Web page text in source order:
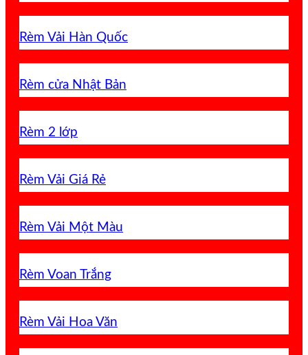
Rèm Vải Hàn Quốc
Rèm cửa Nhật Bản
Rèm 2 lớp
Rèm Vải Giá Rẻ
Rèm Vải Một Màu
Rèm Voan Trắng
Rèm Vải Hoa Văn